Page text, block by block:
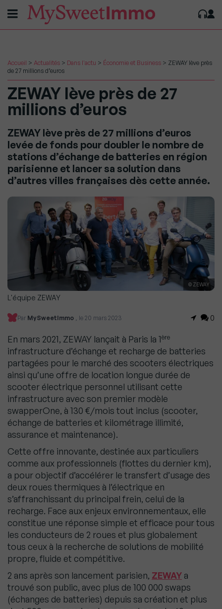
Accueil > Actualités > Dans l'actu > Économie et Business > ZEWAY lève près
de 27 millions d’euros
ZEWAY lève près de 27
millions d’euros
ZEWAY lève près de 27 millions d’euros
levée de fonds pour doubler le nombre de
stations d’échange de batteries en région
parisienne et lancer sa solution dans
d’autres villes françaises dès cette année.
© ZEWAY
L'équipe ZEWAY
Par MySweetImmo , le 20 mars 2023 0
En mars 2021, ZEWAY lançait à Paris la 1ère
infrastructure d’échange et recharge de batteries
partagées pour le marché des scooters électriques
ainsi qu’une offre de location longue durée de
scooter électrique personnel utilisant cette
infrastructure avec son premier modèle
swapperOne, à 130 €/mois tout inclus (scooter,
échange de batteries et kilométrage illimité,
assurance et maintenance).
Cette offre innovante, destinée aux particuliers
comme aux professionnels (flottes du dernier km),
a pour objectif d’accélérer le transfert d’usage des
deux roues thermiques à l’électrique en
s’affranchissant du principal frein, celui de la
recharge. Face aux enjeux environnementaux, elle
constitue une réponse simple et efficace pour tous
les conducteurs de 2 roues et plus globalement
tous ceux à la recherche de solutions de mobilité
propre, fluide et compétitive.
2 ans après son lancement parisien, ZEWAY a
trouvé son public, avec plus de 100 000 swaps
(échanges de batteries) depuis sa création et plus